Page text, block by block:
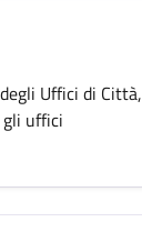
Uffici di Città,
uffici